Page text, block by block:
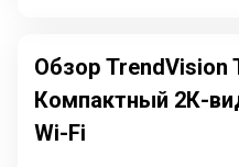
Обзор TrendVision
Компактный 2К-
Wi-Fi